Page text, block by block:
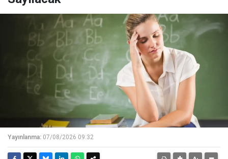
Yayınlanma: 07/08/2026 09:32